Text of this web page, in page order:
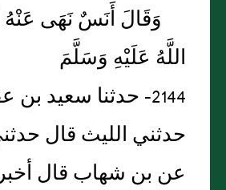
وَقَالَ أَنَسٌ نَهَى
اللَّهُ عَلَيْهِ وَسَلَّمَ
2144- حدثنا سعيد
حدثني الليث قال
عن بن شهاب قال